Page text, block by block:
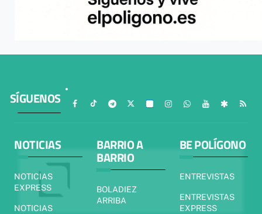
SÍGUENOS
NOTICIAS
NOTICIAS
EXPRESS
NOTICIAS
BARRIO A
BARRIO
BOLADIEZ
ARRIBA
BE POLÍGONO
ENTREVISTAS
ENTREVISTAS
EXPRESS